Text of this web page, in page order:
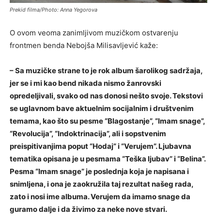
Prekid filma/Photo: Anna Yegorova
O ovom veoma zanimljivom muzičkom ostvarenju
frontmen benda Nebojša Milisavljević kaže:
– Sa muzičke strane to je rok album šarolikog sadržaja,
jer se i mi kao bend nikada nismo žanrovski
opredeljivali, svako od nas donosi nešto svoje. Tekstovi
se uglavnom bave aktuelnim socijalnim i društvenim
temama, kao što su pesme “Blagostanje”, “Imam snage”,
“Revolucija”, “Indoktrinacija”, ali i sopstvenim
preispitivanjima poput “Hodaj” i “Verujem”. Ljubavna
tematika opisana je u pesmama “Teška ljubav” i “Belina”.
Pesma “Imam snage” je poslednja koja je napisana i
snimljena, i ona je zaokružila taj rezultat našeg rada,
zato i nosi ime albuma. Verujem da imamo snage da
guramo dalje i da živimo za neke nove stvari.